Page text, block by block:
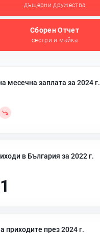
дъщерни дружества
Сборен Отчет
сестри и майка
месечна заплата за 2024 г.
в България за 2022 г.
приходите през 2024 г.